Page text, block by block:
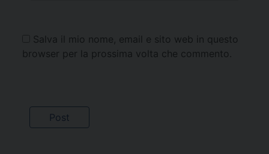
Salva il mio nome, email e sito web in questo
browser per la prossima volta che commento.